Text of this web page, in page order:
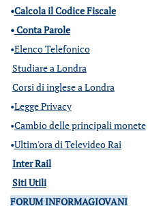
•Calcola il Codice Fiscale
•Conta Parole
•Elenco Telefonico
Studiare a Londra
Corsi di inglese a Londra
•Legge Privacy
•Cambio delle principali monete
•Ultim'ora di Televideo Rai
Inter Rail
Siti Utili
FORUM INFORMAGIOVANI